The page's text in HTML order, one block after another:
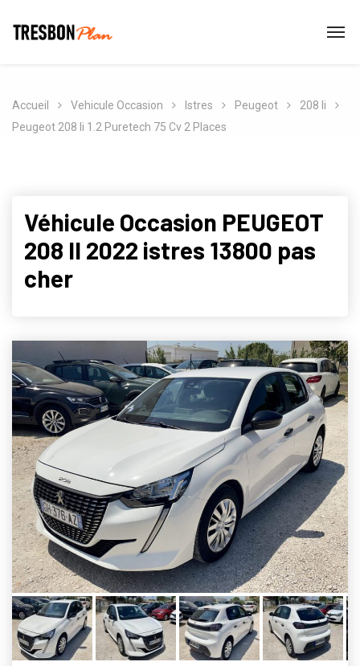
Accueil Vehicule Occasion Istres Peugeot
208 Ii
Peugeot 208 Ii 1.2 Puretech 75 Cv 2 Places
Véhicule Occasion PEUGEOT
208 II 2022 istres 13800 pas
cher